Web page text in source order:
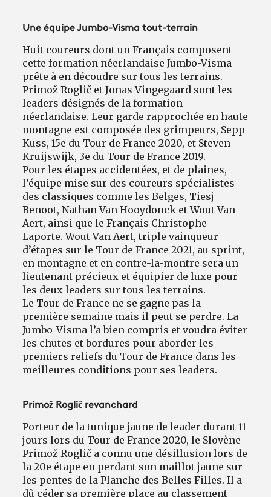
Une équipe Jumbo-Visma tout-terrain
Huit coureurs dont un Français composent
cette formation néerlandaise Jumbo-Visma
prête à en découdre sur tous les terrains.
Primož Roglič et Jonas Vingegaard sont les
leaders désignés de la formation
néerlandaise. Leur garde rapprochée en haute
montagne est composée des grimpeurs, Sepp
Kuss, 15e du Tour de France 2020, et Steven
Kruijswijk, 3e du Tour de France 2019.
Pour les étapes accidentées, et de plaines,
l’équipe mise sur des coureurs spécialistes
des classiques comme les Belges, Tiesj
Benoot, Nathan Van Hooydonck et Wout Van
Aert, ainsi que le Français Christophe
Laporte. Wout Van Aert, triple vainqueur
d’étapes sur le Tour de France 2021, au sprint,
en montagne et en contre-la-montre sera un
lieutenant précieux et équipier de luxe pour
les deux leaders sur tous les terrains.
Le Tour de France ne se gagne pas la
première semaine mais il peut se perdre. La
Jumbo-Visma l’a bien compris et voudra éviter
les chutes et bordures pour aborder les
premiers reliefs du Tour de France dans les
meilleures conditions pour ses leaders.
Primož Roglič revanchard
Porteur de la tunique jaune de leader durant 11
jours lors du Tour de France 2020, le Slovène
Primož Roglič a connu une désillusion lors de
la 20e étape en perdant son maillot jaune sur
les pentes de la Planche des Belles Filles. Il a
dû céder sa première place au classement